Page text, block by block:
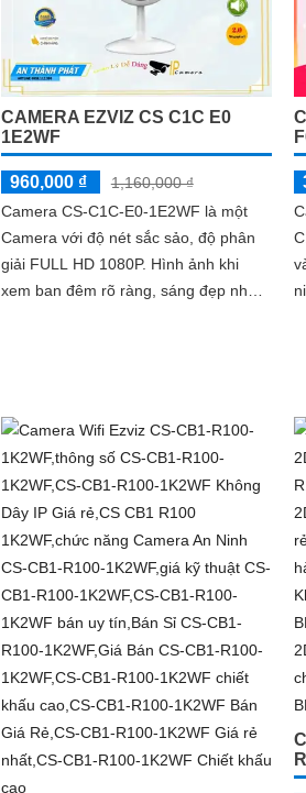
CAMERA EZVIZ CS C1C E0
1E2WF
960,000 ₫
1,160,000 ₫
Camera CS-C1C-E0-1E2WF là một
Camera với độ nét sắc sảo, độ phân
giải FULL HD 1080P. Hình ảnh khi
xem ban đêm rõ ràng, sáng đẹp nhờ